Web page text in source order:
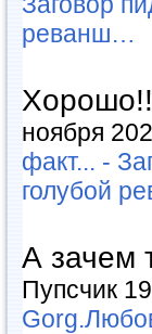
реванш…
ноября
факт... -
голубой
А зачем
Пупсчик